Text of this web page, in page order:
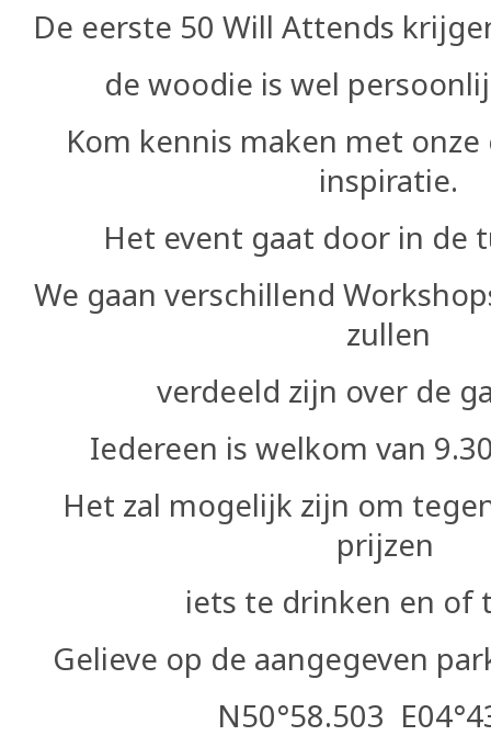
De eerste 50 Will Attends
de woodie is wel
Kom kennis maken met
inspiratie.
Het event gaat door in de
We gaan verschillend
zullen
verdeeld zijn over de
Iedereen is welkom van
Het zal mogelijk zijn om
prijzen
iets te drinken en of
Gelieve op de aangegeven
N50°58.503